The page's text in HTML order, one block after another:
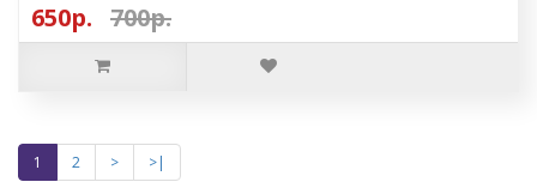
650р. 700р.
1 2 >
>|